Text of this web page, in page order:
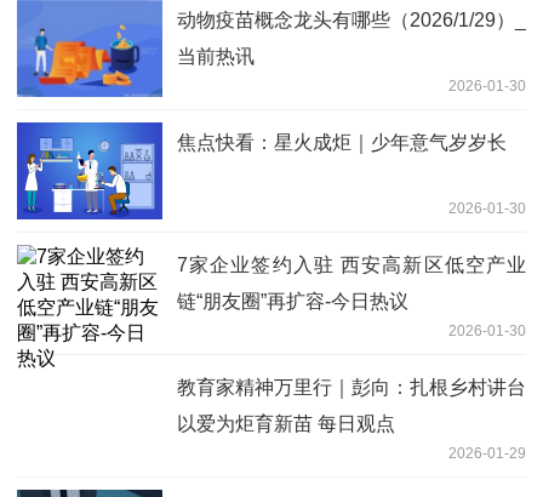
动物疫苗概念龙头有哪些（2026/1/29）_
当前热讯
2026-01-30
焦点快看：星火成炬｜少年意气岁岁长
2026-01-30
7家企业签约入驻 西安高新区低空产业
链“朋友圈”再扩容-今日热议
2026-01-30
教育家精神万里行｜彭向：扎根乡村讲台
以爱为炬育新苗 每日观点
2026-01-29